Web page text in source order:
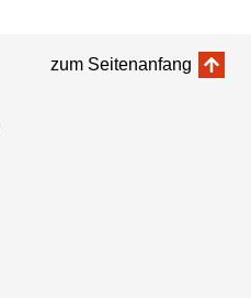
zum Seitenanfang